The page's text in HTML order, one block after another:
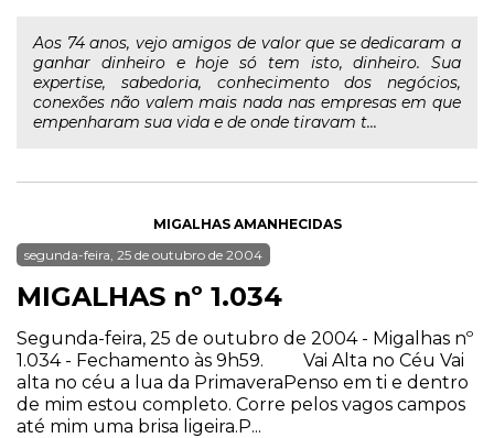
Aos 74 anos, vejo amigos de valor que se dedicaram a
ganhar dinheiro e hoje só tem isto, dinheiro. Sua
expertise, sabedoria, conhecimento dos negócios,
conexões não valem mais nada nas empresas em que
empenharam sua vida e de onde tiravam t...
MIGALHAS AMANHECIDAS
segunda-feira, 25 de outubro de 2004
MIGALHAS nº 1.034
Segunda-feira, 25 de outubro de 2004 - Migalhas nº
1.034 - Fechamento às 9h59. Vai Alta no Céu Vai
alta no céu a lua da PrimaveraPenso em ti e dentro
de mim estou completo. Corre pelos vagos campos
até mim uma brisa ligeira.P...